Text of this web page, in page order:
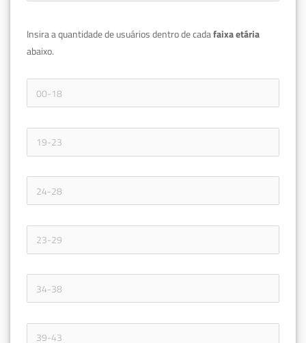
Insira a quantidade de usuários dentro de cada
abaixo.